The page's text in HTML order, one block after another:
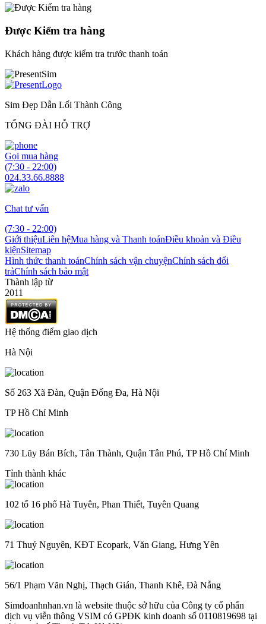
Được Kiểm tra hàng
Khách hàng được kiểm tra trước thanh toán
Sim Đẹp Dẫn Lối Thành Công
TỔNG ĐÀI HỖ TRỢ
Gọi mua hàng
(7:30 - 22:00)
024.33.66.8888
Chat tư vấn
(7:30 - 22:00)
Giới thiệuLiên hệMua hàng và Thanh toánĐiều khoản và Điều
kiệnSitemap
Hình thức thanh toánChính sách vận chuyệnChính sách đổi
trảChính sách bảo mật
Thành lập từ
2011
Hệ thống điểm giao dịch
Hà Nội
Số 263 Xã Đàn, Quận Đống Đa, Hà Nội
TP Hồ Chí Minh
730 Lũy Bán Bích, Tân Thành, Quận Tân Phú, TP Hồ Chí Minh
Tỉnh thành khác
102 tổ 16 phố Hà Tuyên, Phan Thiết, Tuyên Quang
71 Thuỷ Nguyên, KĐT Ecopark, Văn Giang, Hưng Yên
56/1 Phạm Văn Nghị, Thạch Gián, Thanh Khê, Đà Nẵng
Simdoanhnhan.vn là website thuộc sở hữu của Công ty cổ phẩn
dịch vụ viễn thông VSIM có GPĐK kinh doanh số 0110819698 tại